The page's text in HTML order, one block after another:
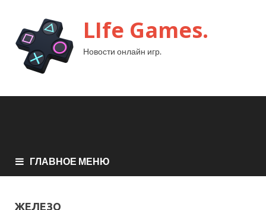
LIfe Games.
Новости онлайн игр.
ГЛАВНОЕ МЕНЮ
ЖЕЛЕЗО